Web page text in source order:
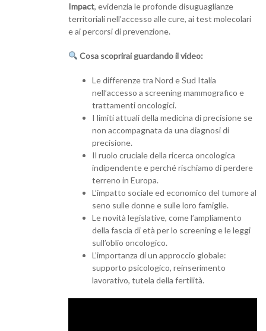
Impact, evidenzia le profonde disuguaglianze
territoriali nell’accesso alle cure, ai test molecolari
e ai percorsi di prevenzione.
Cosa scoprirai guardando il video:
Le differenze tra Nord e Sud Italia
nell’accesso a screening mammografico e
trattamenti oncologici.
I limiti attuali della medicina di precisione se
non accompagnata da una diagnosi di
precisione.
Il ruolo cruciale della ricerca oncologica
indipendente e perché rischiamo di perdere
terreno in Europa.
L’impatto sociale ed economico del tumore al
seno sulle donne e sulle loro famiglie.
Le novità legislative, come l’ampliamento
della fascia di età per lo screening e le leggi
sull’oblio oncologico.
L’importanza di un approccio globale:
supporto psicologico, reinserimento
lavorativo, tutela della fertilità.